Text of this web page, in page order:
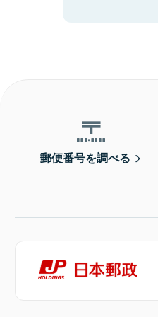
郵便番号を調べる